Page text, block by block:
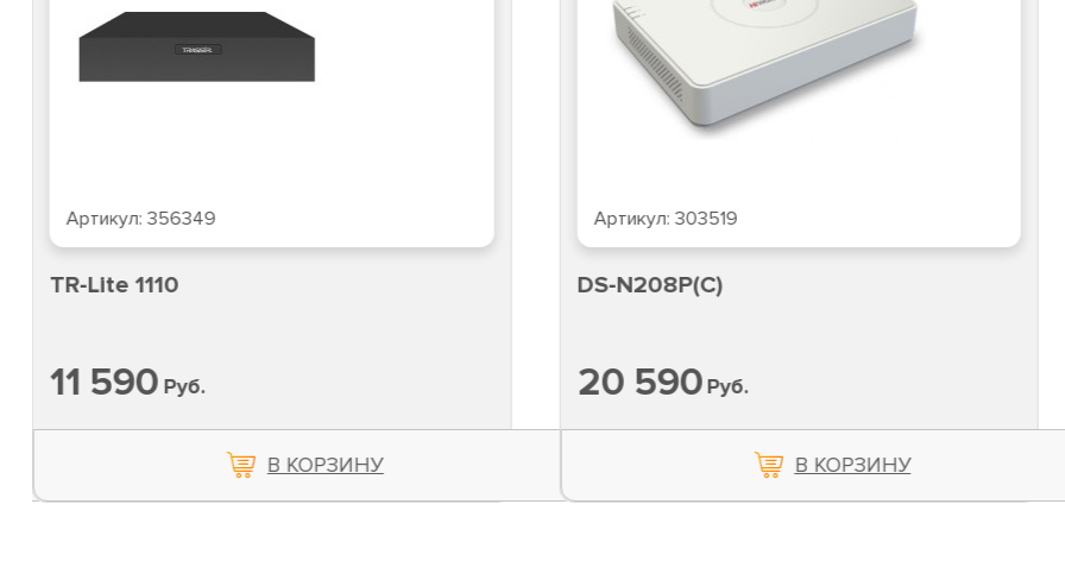
Артикул:356349
TR-Lite 1110
11 590 Руб.
В КОРЗИНУ
Артикул:303519
DS-N208P(C)
20 590Руб.
В КОРЗИНУ